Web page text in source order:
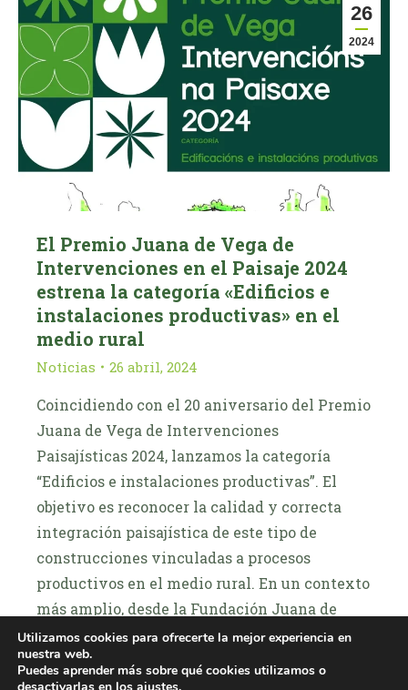
26
2024
El Premio Juana de Vega de
Intervenciones en el Paisaje 2024
estrena la categoría «Edificios e
instalaciones productivas» en el
medio rural
Noticias 26 abril, 2024
Coincidiendo con el 20 aniversario del Premio
Juana de Vega de Intervenciones
Paisajísticas 2024, lanzamos la categoría
“Edificios e instalaciones productivas”. El
objetivo es reconocer la calidad y correcta
integración paisajística de este tipo de
construcciones vinculadas a procesos
productivos en el medio rural. En un contexto
más amplio, desde la Fundación Juana de
Vega…
LEER MÁIS
Utilizamos cookies para ofrecerte la mejor experiencia en
nuestra web.
Puedes aprender más sobre qué cookies utilizamos o